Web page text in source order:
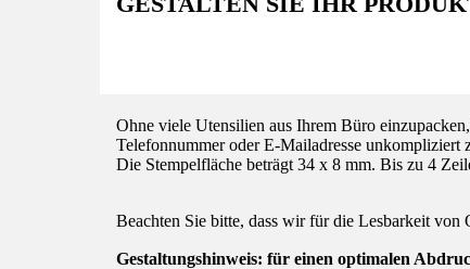
Ohne viele Utensilien aus Ihrem Büro
Telefonnummer oder E-Mailadresse unkompliziert
Die Stempelfläche beträgt 34 x 8 mm. Bis zu 4
Beachten Sie bitte, dass wir für die Lesbarkeit
Gestaltungshinweis: für einen optimalen